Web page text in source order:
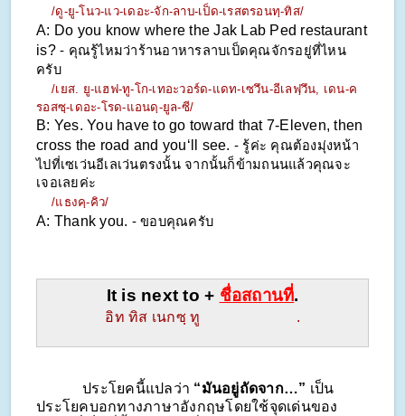
/ดู-ยู-โนว-แว-เดอะ-จัก-ลาบ-เป็ด-เรสตรอนทฺ-ทิส/
A: Do you know where the Jak Lab Ped restaurant
is? - คุณรู้ไหมว่าร้านอาหารลาบเป็ดคุณจักรอยู่ที่ไหน
ครับ
/เยส. ยู-แฮฟ-ทู-โก-เทอะวอร์ด-แดท-เซวึน-อีเลฟฺวึน, เดน-ค
รอสซฺ-เดอะ-โรด-แอนดฺ-ยูล-ซี/
B: Yes. You have to go toward that 7-Eleven, then
cross the road and you‘ll see. - รู้ค่ะ คุณต้องมุ่งหน้า
ไปที่เซเว่นอีเลเว่นตรงนั้น จากนั้นก็ข้ามถนนแล้วคุณจะ
เจอเลยค่ะ
/แธงคฺ-คิว/
A: Thank you. - ขอบคุณครับ
It is next to + ชื่อสถานที่.
อิท ทิส เนกซฺ ทู                         .
ประโยคนี้แปลว่า “มันอยู่ถัดจาก…” เป็น
ประโยคบอกทางภาษาอังกฤษโดยใช้จุดเด่นของ